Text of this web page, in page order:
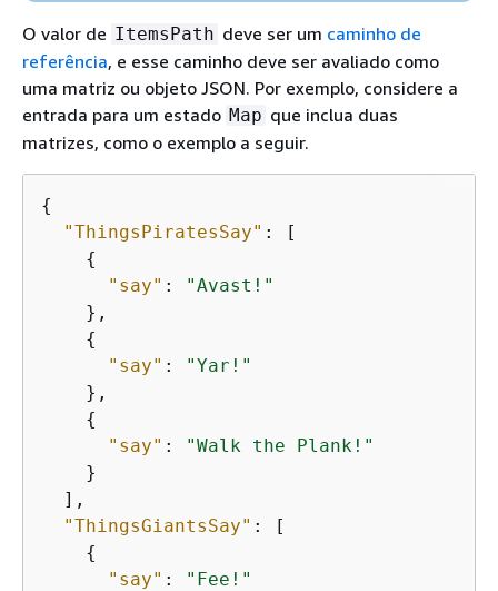
O valor de ItemsPath deve ser um caminho de
referência, e esse caminho deve ser avaliado como
uma matriz ou objeto JSON. Por exemplo, considere a
entrada para um estado Map que inclua duas
matrizes, como o exemplo a seguir.
{
"ThingsPiratesSay" : [
{
"say" :
"Avast!"
    },
{
"say" :
"Yar!"
    },
{
"say" :
"Walk the Plank!"
    }
  ],
"ThingsGiantsSay" : [
{
"say" :
"Fee!"